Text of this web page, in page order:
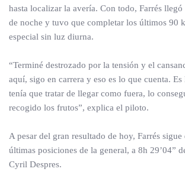
hasta localizar la avería. Con todo, Farrés
de noche y tuvo que completar los últimos 90
especial sin luz diurna.
“Terminé destrozado por la tensión y el
aquí, sigo en carrera y eso es lo que cuenta.
tenía que tratar de llegar como fuera, lo
recogido los frutos”, explica el piloto.
A pesar del gran resultado de hoy, Farrés
últimas posiciones de la general, a 8h 29’04”
Cyril Despres.